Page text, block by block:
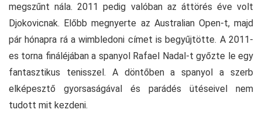
megszűnt nála. 2011 pedig valóban az áttörés éve volt
Djokovicnak. Előbb megnyerte az Australian Open-t, majd
pár hónapra rá a wimbledoni címet is begyűjtötte. A 2011-
es torna fináléjában a spanyol Rafael Nadal-t győzte le egy
fantasztikus tenisszel. A döntőben a spanyol a szerb
elképesztő gyorsaságával és parádés ütéseivel nem
tudott mit kezdeni.